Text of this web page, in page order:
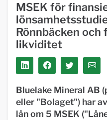
MSEK för
Rönnbäcken
likviditet
Bluelake Mineral AB
eller "Bolaget") har
lån om 5 MSEK